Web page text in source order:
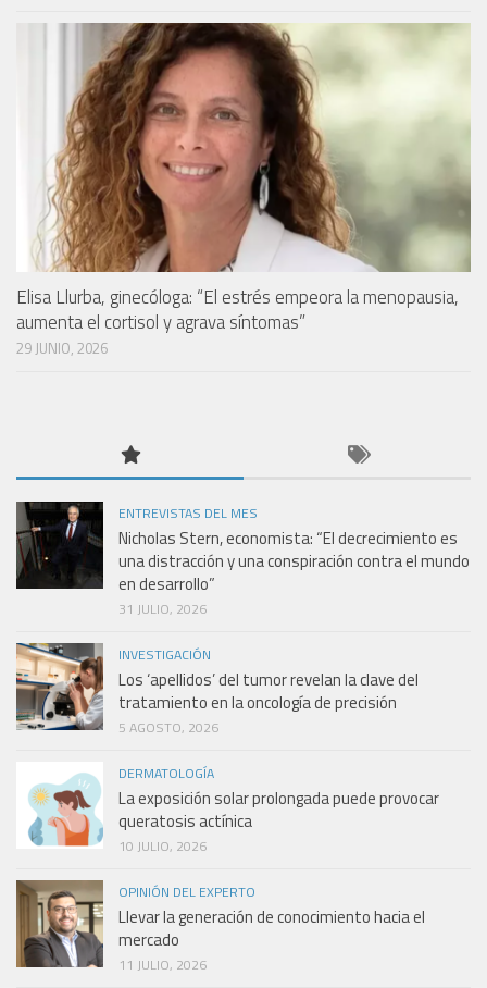
Elisa Llurba, ginecóloga: “El estrés empeora la menopausia,
aumenta el cortisol y agrava síntomas”
29 JUNIO, 2026
ENTREVISTAS DEL MES
Nicholas Stern, economista: “El decrecimiento es
una distracción y una conspiración contra el mundo
en desarrollo”
31 JULIO, 2026
INVESTIGACIÓN
Los ‘apellidos’ del tumor revelan la clave del
tratamiento en la oncología de precisión
5 AGOSTO, 2026
DERMATOLOGÍA
La exposición solar prolongada puede provocar
queratosis actínica
10 JULIO, 2026
OPINIÓN DEL EXPERTO
Llevar la generación de conocimiento hacia el
mercado
11 JULIO, 2026